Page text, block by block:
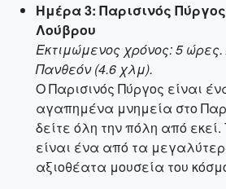
Ημέρα 3: Παρισινός
Λούβρου
Εκτιμώμενος χρόνος: 5
Πανθεόν (4.6 χλμ).
Ο Παρισινός Πύργος είναι
αγαπημένα μνημεία στο
δείτε όλη την πόλη από
είναι ένα από τα
αξιοθέατα μουσεία του